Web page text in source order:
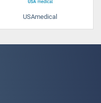
USAmedical